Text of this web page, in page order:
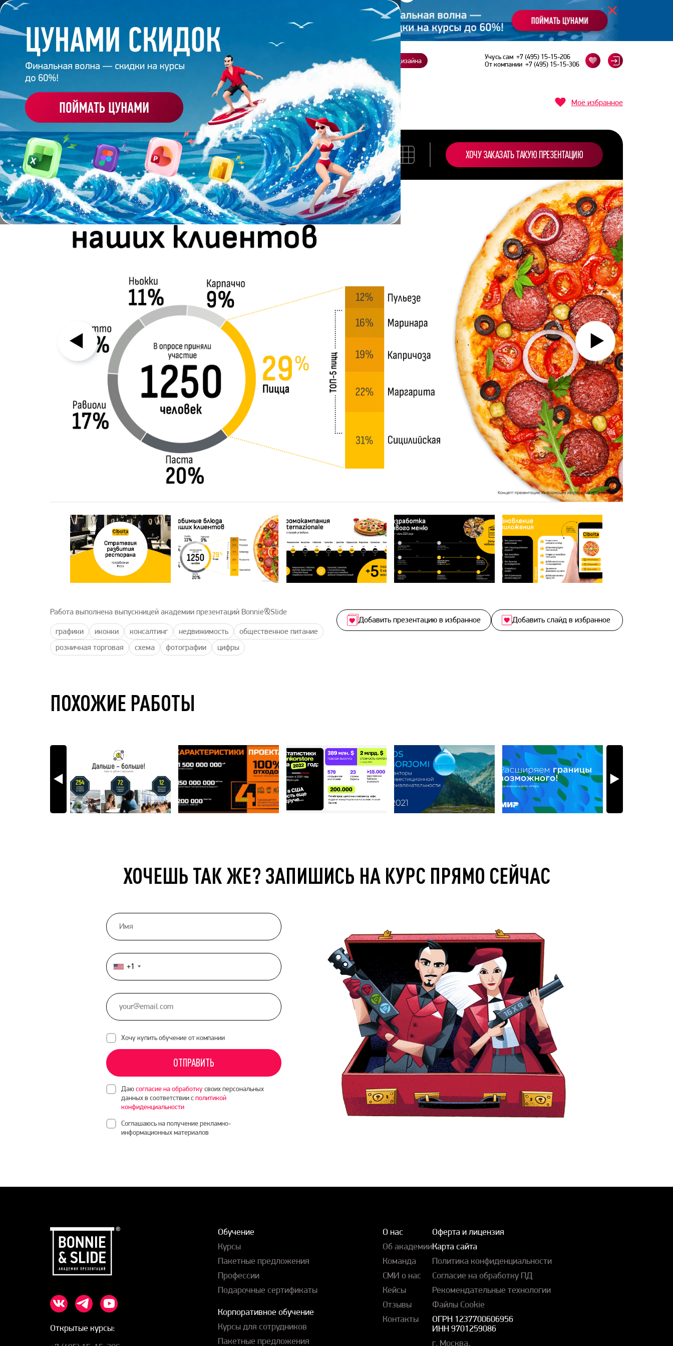
Корпоративное обучение Заказать презентацию Студия дизайна Учусь сам +7 (495) 15-15-206
От компании +7 (495) 15-15-306
Главная Презентация 255 – Евгения Харина
ПРЕЗЕНТАЦИЯ 255 - ЕВГЕНИЯ ХАРИНА Моё избранное
Работа
студента
ХОЧУ ЗАКАЗАТЬ ТАКУЮ ПРЕЗЕНТАЦИЮ
Работа выполнена выпускницей академии презентаций Bonnie&Slide
графики иконки консалтинг недвижимость
общественное питание
розничная торговая
схема фотографии цифры
Добавить презентацию в избранное Добавить слайд в избранное
ПОХОЖИЕ РАБОТЫ
ХОЧЕШЬ ТАК ЖЕ? ЗАПИШИСЬ НА КУРС ПРЯМО СЕЙЧАС
United
States
+1
Хочу купить обучение от компании
ОТПРАВИТЬ
Даюсогласие на обработкусвоих персональных
данных в соответствии сполитикой
конфиденциальности
Соглашаюсь на получение рекламно-
информационных материалов
Открытые курсы:
Обучение
Курсы
Пакетные предложения
Профессии
Подарочные сертификаты
Корпоративное обучение
Курсы для сотрудников
Пакетные предложения
О нас
Об академии
Команда
СМИ о нас
Кейсы
Отзывы
Контакты
Оферта и лицензия
Карта сайта
Политика конфиденциальности
Согласие на обработку ПД
Рекомендательные технологии
Файлы Cookie
ОГРН 1237700606956
ИНН 9701259086
г. Москва,